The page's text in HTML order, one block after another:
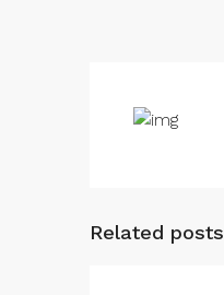
Related posts